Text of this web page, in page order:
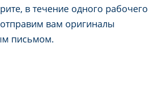
в течение одного рабочего
вам оригиналы
письмом.